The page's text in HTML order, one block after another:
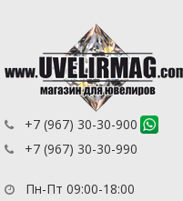
+7 (967) 30-30-900
+7 (967) 30-30-990
Пн-Пт 09:00-18:00